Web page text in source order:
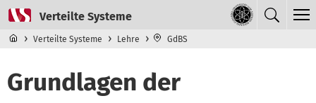
Direkt zum Inhalt
Navigationsmenü der obersten Ebene
Verteilte Systeme Lehre GdBS
Grundlagen der